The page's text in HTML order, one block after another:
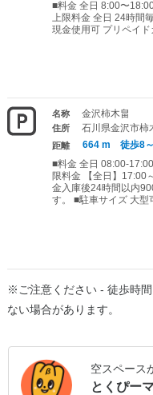
■料金 全日 8:00〜
上限料金 全日 24時間
現金使用可 プリペイ
名称 金沢柿木畠
住所 石川県金沢市柿
距離
664 m 徒歩8
■料金 全日 08:00-
限料金 【全日】17:00
金入庫後24時間以内
す。 ■駐車サイズ 大型
※ご注意ください - 徒歩時
ない場合があります。
空スペース
とくぴー